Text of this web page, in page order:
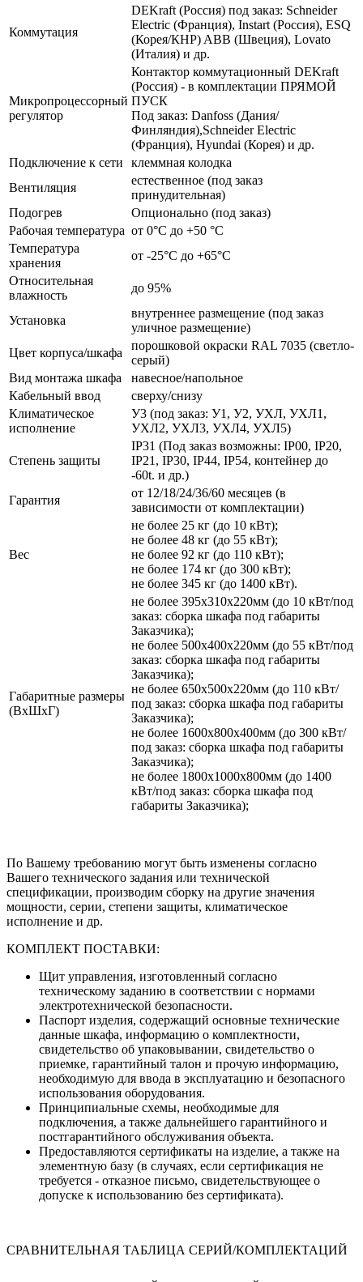
Коммутация
DEKraft (Россия) под заказ: Schneider
Electric (Франция), Instart (Россия), ESQ
(Корея/КНР) ABB (Швеция), Lovato
(Италия) и др.
Микропроцессорный
регулятор
Контактор коммутационный DEKraft
(Россия) - в комплектации ПРЯМОЙ
ПУСК
Под заказ: Danfoss (Дания/
Финляндия),Schneider Electric
(Франция), Hyundai (Корея) и др.
Подключение к сети
клеммная колодка
Вентиляция
естественное (под заказ
принудительная)
Подогрев
Опционально (под заказ)
Рабочая температура от 0°C до +50 °C
Температура
хранения
от -25°C до +65°C
Относительная
влажность
до 95%
Установка
внутреннее размещение (под заказ
уличное размещение)
Цвет корпуса/шкафа
порошковой окраски RAL 7035 (светло-
серый)
Вид монтажа шкафа
навесное/напольное
Кабельный ввод
сверху/снизу
Климатическое
исполнение
У3 (под заказ: У1, У2, УХЛ, УХЛ1,
УХЛ2, УХЛ3, УХЛ4, УХЛ5)
Степень защиты
IP31 (Под заказ возможны: IP00, IP20,
IP21, IP30, IP44, IP54, контейнер до
-60t. и др.)
Гарантия
от 12/18/24/36/60 месяцев (в
зависимости от комплектации)
Вес
не более 25 кг (до 10 кВт);
не более 48 кг (до 55 кВт);
не более 92 кг (до 110 кВт);
не более 174 кг (до 300 кВт);
не более 345 кг (до 1400 кВт).
Габаритные размеры
(ВхШхГ)
не более 395х310х220мм (до 10 кВт/под
заказ: сборка шкафа под габариты
Заказчика);
не более 500х400х220мм (до 55 кВт/под
заказ: сборка шкафа под габариты
Заказчика);
не более 650х500х220мм (до 110 кВт/
под заказ: сборка шкафа под габариты
Заказчика);
не более 1600х800х400мм (до 300 кВт/
под заказ: сборка шкафа под габариты
Заказчика);
не более 1800х1000х800мм (до 1400
кВт/под заказ: сборка шкафа под
габариты Заказчика);
По Вашему требованию могут быть изменены согласно
Вашего технического задания или технической
спецификации, производим сборку на другие значения
мощности, серии, степени защиты, климатическое
исполнение и др.
КОМПЛЕКТ ПОСТАВКИ:
Щит управления, изготовленный согласно
техническому заданию в соответствии с нормами
электротехнической безопасности.
Паспорт изделия, содержащий основные технические
данные шкафа, информацию о комплектности,
свидетельство об упаковывании, свидетельство о
приемке, гарантийный талон и прочую информацию,
необходимую для ввода в эксплуатацию и безопасного
использования оборудования.
Принципиальные схемы, необходимые для
подключения, а также дальнейшего гарантийного и
постгарантийного обслуживания объекта.
Предоставляются сертификаты на изделие, а также на
элементную базу (в случаях, если сертификация не
требуется - отказное письмо, свидетельствующее о
допуске к использованию без сертификата).
СРАВНИТЕЛЬНАЯ ТАБЛИЦА СЕРИЙ/КОМПЛЕКТАЦИЙ